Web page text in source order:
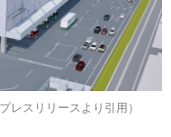
レスリリースより引用）